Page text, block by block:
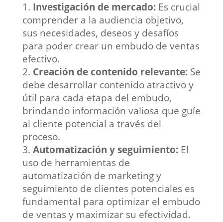
Investigación de mercado:Es crucial
comprender a la audiencia objetivo,
sus necesidades, deseos y desafíos
para poder crear un embudo de ventas
efectivo.
Creación de contenido relevante:Se
debe desarrollar contenido atractivo y
útil para cada etapa del embudo,
brindando información valiosa que guíe
al cliente potencial a través del
proceso.
Automatización y seguimiento:El
uso de herramientas de
automatización de marketing y
seguimiento de clientes potenciales es
fundamental para optimizar el embudo
de ventas y maximizar su efectividad.